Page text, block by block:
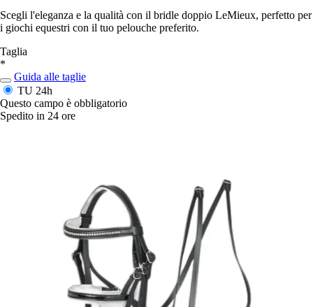
Scegli l'eleganza e la qualità con il bridle doppio LeMieux, perfetto per
i giochi equestri con il tuo pelouche preferito.
Taglia
*
Guida alle taglie
TU 24h
Questo campo è obbligatorio
Spedito in 24 ore